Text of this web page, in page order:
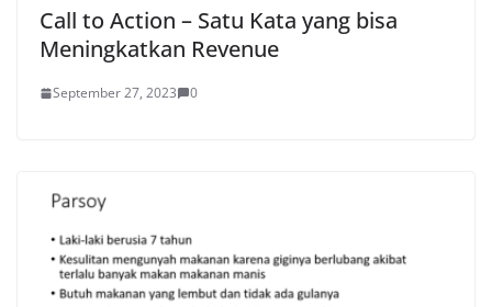
Call to Action – Satu Kata yang bisa
Meningkatkan Revenue
September 27, 2023 0